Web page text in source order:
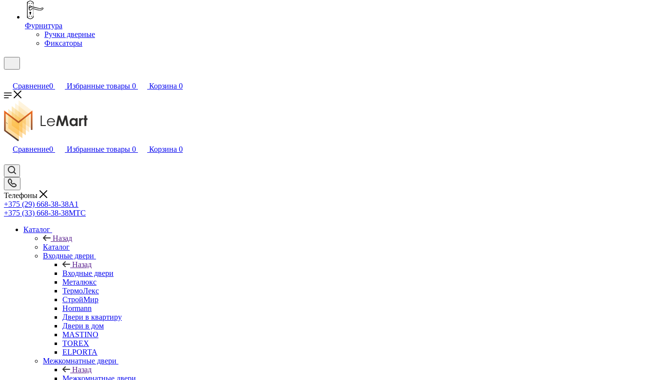
Фурнитура
Ручки дверные
Фиксаторы
Сравнение0 Избранные товары 0 Корзина 0
Сравнение0 Избранные товары 0 Корзина 0
Телефоны
+375 (29) 668-38-38A1
+375 (33) 668-38-38МТС
Каталог
Назад
Каталог
Входные двери
Назад
Входные двери
Металюкс
ТермоЛекс
СтройМир
Hormann
Двери в квартиру
Двери в дом
MASTINO
TOREX
ELPORTA
Межкомнатные двери
Назад
Межкомнатные двери